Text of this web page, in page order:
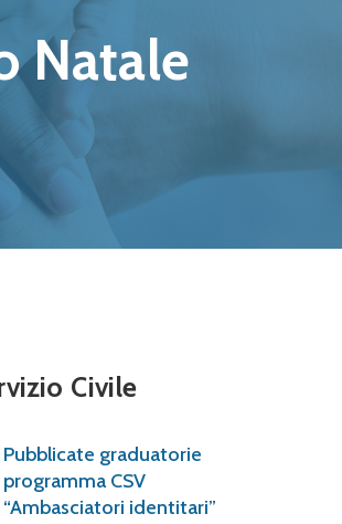
Natale
Civile
Pubblicate graduatorie
programma CSV
“Ambasciatori identitari”